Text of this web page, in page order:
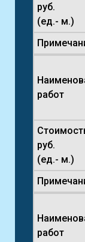
руб.
(ед.- м.)
работ
руб.
(ед.- м.)
работ